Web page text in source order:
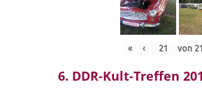
« ‹ von 21
6. DDR-Kult-Treffen